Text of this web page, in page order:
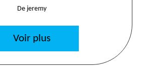
De jeremy
Voir plus